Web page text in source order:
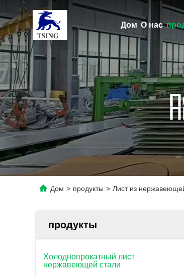
Дом О нас
Дом > продукты > Лист из
продукты
Холоднопрокатный лист
нержавеющей стали